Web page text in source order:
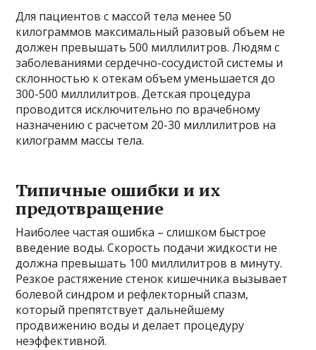
Для пациентов с массой тела менее 50
килограммов максимальный разовый объем не
должен превышать 500 миллилитров. Людям с
заболеваниями сердечно-сосудистой системы и
склонностью к отекам объем уменьшается до
300-500 миллилитров. Детская процедура
проводится исключительно по врачебному
назначению с расчетом 20-30 миллилитров на
килограмм массы тела.
Типичные ошибки и их
предотвращение
Наиболее частая ошибка – слишком быстрое
введение воды. Скорость подачи жидкости не
должна превышать 100 миллилитров в минуту.
Резкое растяжение стенок кишечника вызывает
болевой синдром и рефлекторный спазм,
который препятствует дальнейшему
продвижению воды и делает процедуру
неэффективной.